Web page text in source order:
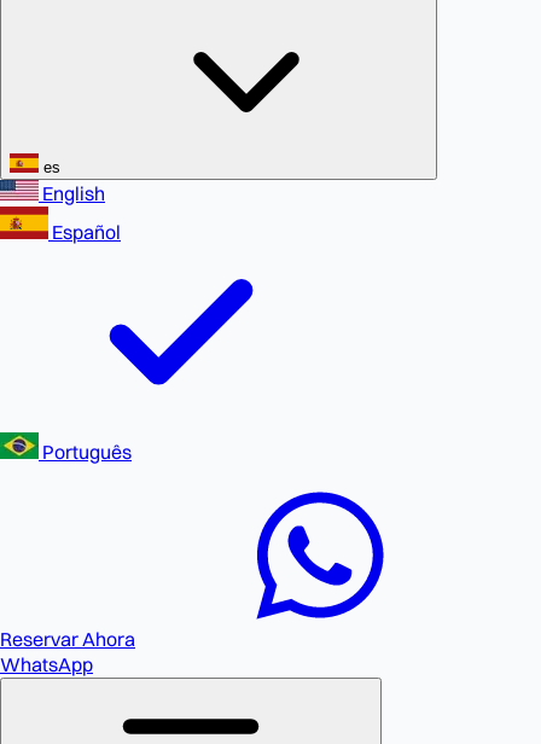
es
English
Español
Português
Reservar Ahora
WhatsApp